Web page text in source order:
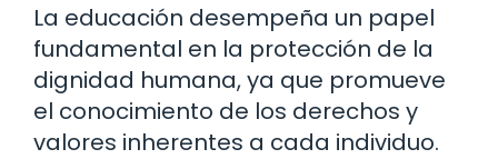
La educación desempeña un papel
fundamental en la protección de la
dignidad humana, ya que promueve
el conocimiento de los derechos y
valores inherentes a cada individuo.